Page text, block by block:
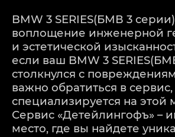
BMW 3 SERIES(БМВ 3 серии)
воплощение инженерной
и эстетической
если ваш BMW 3
столкнулся с
важно обратиться в
специализируется на этой
Сервис «Детейлингофъ» –
место, где вы найдете